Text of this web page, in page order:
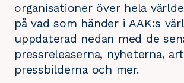
organisationer över hela
på vad som händer i AAK:s
uppdaterad nedan med de
pressreleaserna, nyheterna,
pressbilderna och mer.